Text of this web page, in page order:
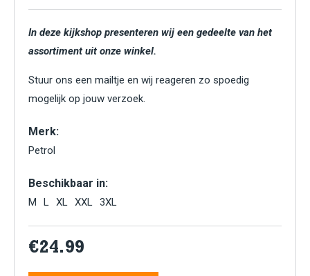
In deze kijkshop presenteren wij een gedeelte van het
assortiment uit onze winkel.
Stuur ons een mailtje en wij reageren zo spoedig
mogelijk op jouw verzoek.
Merk:
Petrol
Beschikbaar in:
M L XL XXL 3XL
€24.99